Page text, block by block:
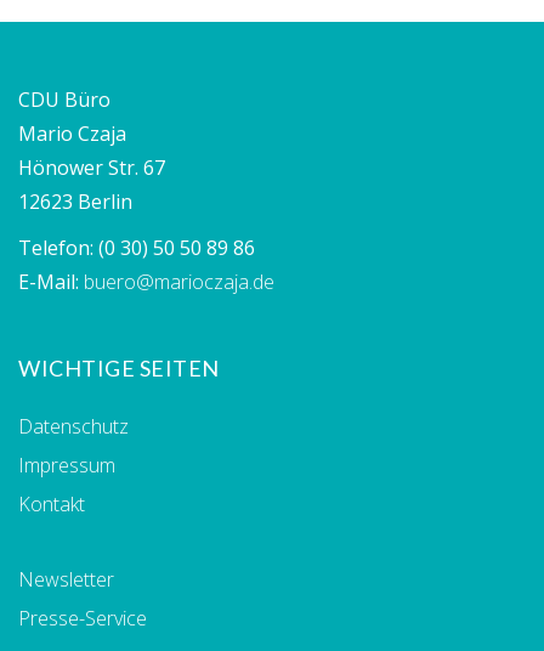
CDU Büro
Mario Czaja
Hönower Str. 67
12623 Berlin
Telefon: (0 30) 50 50 89 86
E-Mail: buero@marioczaja.de
WICHTIGE SEITEN
Datenschutz
Impressum
Kontakt
Newsletter
Presse-Service